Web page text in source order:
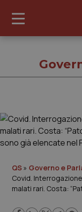
Cronache
Governo e
Regioni e Asl
QS » Governo e
Covid.
malati rari. Costa: